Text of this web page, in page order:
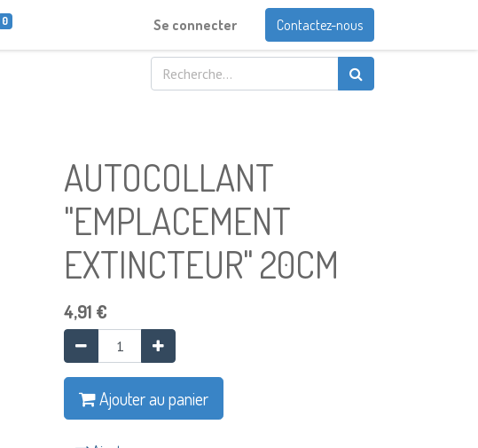
0 Se connecter Contactez-nous
AUTOCOLLANT
"EMPLACEMENT
EXTINCTEUR" 20CM
4,91 €
Ajouter au panier